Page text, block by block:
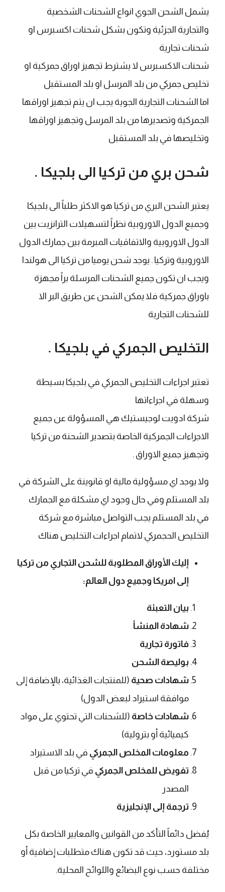
يشمل الشحن الجوي انواع الشحنات الشخصية
والتجارية الجزئية وتكون بشكل شحنات اكسبرس او
شحنات تجارية
شحنات الاكسبرس لا يشترط تجهيز اوراق جمركية او
تخليص جمركي من بلد المرسل او بلد المستقبل
اما الشحنات التجارية الجوية يجب ان يتم تجهيز اوراقها
الجمركية وتصديرها من بلد المرسل وتجهيز اوراقها
وتخليصها في بلد المستقبل
​شحن بري من تركيا الى بلجيكا .
يعتبر الشحن البري من تركيا هو الاكثر طلباً الى بلجيكا
وجميع الدول الاوروبية نظراً لتسهيلات الترانزيت بين
الدول الاوروبية والاتفاقيات المبرمة بين جمارك الدول
الاوروبية وتركيا . يوجد شحن يوميا من تركيا الى هولندا
ويجب ان تكون جميع الشحنات المرسلة براً مجهزة
باوراق جمركية فلا يمكن الشحن عن طريق البر الا
للشحنات التجارية
التخليص الجمركي في بلجيكا .
تعتبر اجراءات التخليص الجمركي في بلجيكا بسيطة
وسهلة في اجراءاتها
شركة ادويت لوجيستيك هي المسؤولة عن جميع
الاجراءات الجمركية الخاصة بتصدير الشحنة من تركيا
وتجهيز جميع الاوراق .
ولا يوجد اي مسؤولية مالية او قانوينة على الشركة في
بلد المستلم وفي حال وجود اي مشكلة مع الجمارك
في بلد المستلم يجب التواصل مباشرة مع شركة
التخليص الحجمركي لاتمام اجراءات التخليص هناك
إليك الأوراق المطلوبة للشحن التجاري من تركيا
إلى امريكا وجميع دول العالم:
بيان التعبئة
شهادة المنشأ
فاتورة تجارية
بوليصة الشحن
شهادات صحية (للمنتجات الغذائية، بالإضافة إلى
موافقة استيراد لبعض الدول)
شهادات خاصة (للشحنات التي تحتوي على مواد
كيميائية أو بترولية)
معلومات المخلص الجمركي في بلد الاستيراد
تفويض للمخلص الجمركي في تركيا من قبل
المصدر
ترجمة إلى الإنجليزية
يُفضل دائماً التأكد من القوانين والمعايير الخاصة بكل
بلد مستورد، حيث قد تكون هناك متطلبات إضافية أو
مختلفة حسب نوع البضائع واللوائح المحلية.